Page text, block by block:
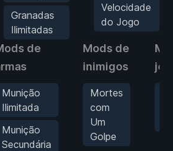
Granadas
Ilimitadas
Velocidade
do Jogo
de
Munição
Ilimitada
Munição
Secundária
Mods de
inimigos
Mortes
com
Um
Golpe